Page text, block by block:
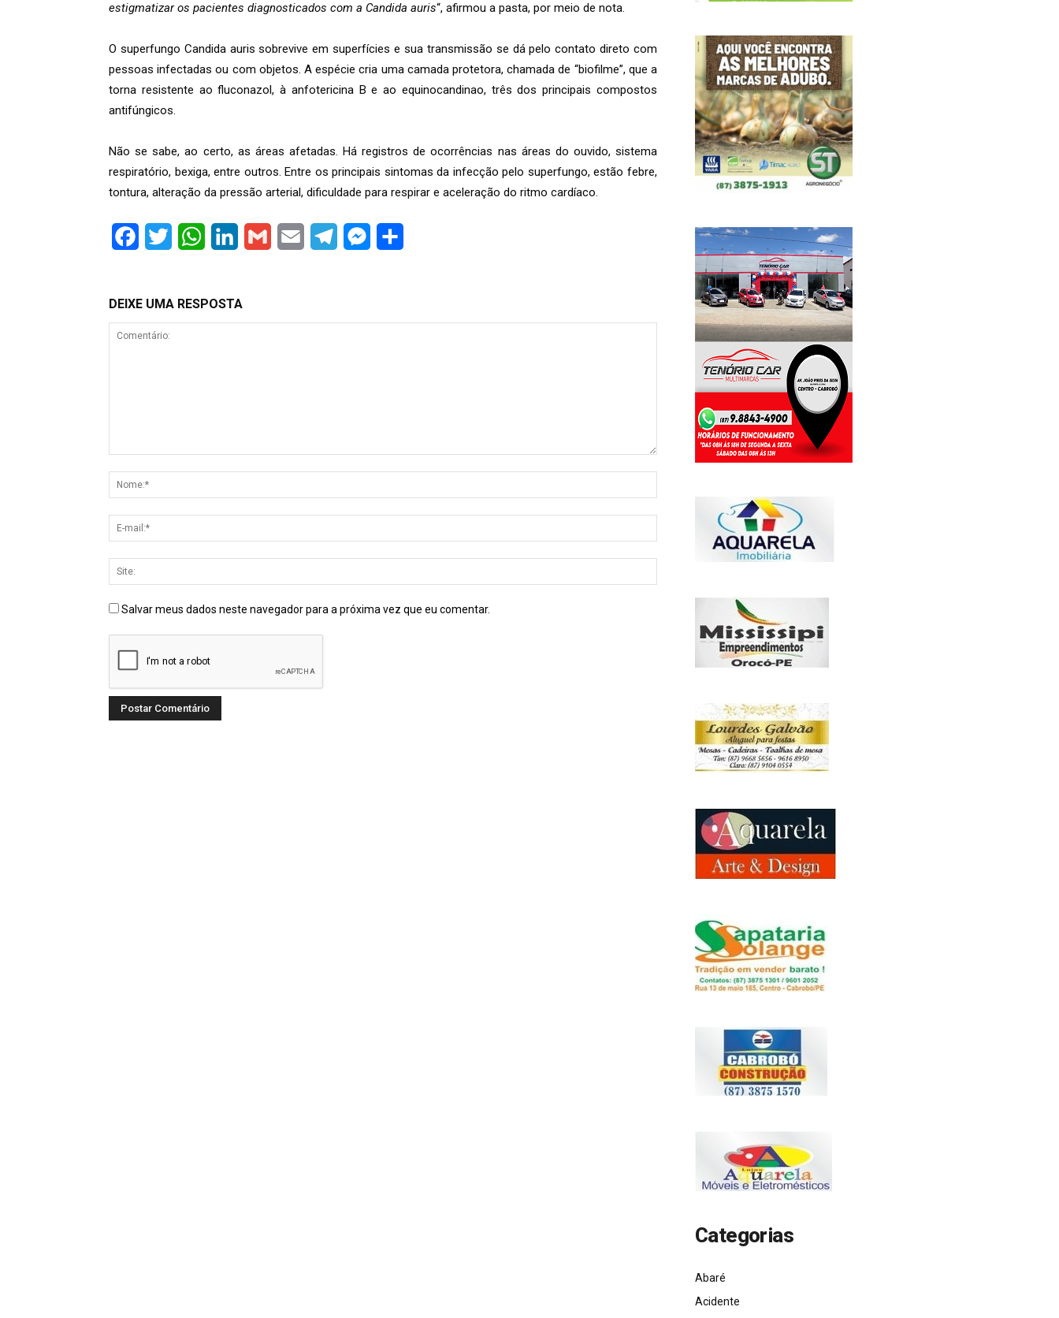
estigmatizar os pacientes diagnosticados com a Candida auris“, afirmou a pasta, por meio de nota.
O superfungo Candida auris sobrevive em superfícies e sua transmissão se dá pelo contato direto com
pessoas infectadas ou com objetos. A espécie cria uma camada protetora, chamada de “biofilme”, que a
torna resistente ao fluconazol, à anfotericina B e ao equinocandinao, três dos principais compostos
antifúngicos.
Não se sabe, ao certo, as áreas afetadas. Há registros de ocorrências nas áreas do ouvido, sistema
respiratório, bexiga, entre outros. Entre os principais sintomas da infecção pelo superfungo, estão febre,
tontura, alteração da pressão arterial, dificuldade para respirar e aceleração do ritmo cardíaco.
Facebook
Twitter WhatsAppLinkedInGmail Email TelegramMessenger
DEIXE UMA RESPOSTA
Salvar meus dados neste navegador para a próxima vez que eu comentar.
Categorias
Abaré
Acidente